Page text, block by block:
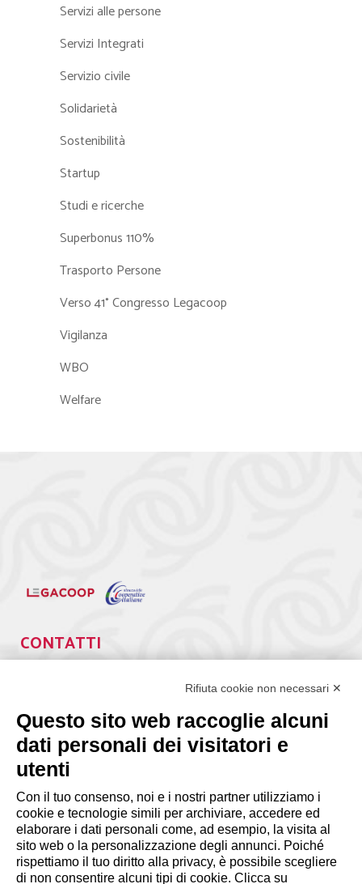
Servizi alle persone
Servizi Integrati
Servizio civile
Solidarietà
Sostenibilità
Startup
Studi e ricerche
Superbonus 110%
Trasporto Persone
Verso 41° Congresso Legacoop
Vigilanza
WBO
Welfare
CONTATTI
segreteria@lps.coop
INFORMAZIONI
Disclaimer
Rifiuta cookie non necessari ✕
Questo sito web raccoglie alcuni
dati personali dei visitatori e
utenti
Con il tuo consenso, noi e i nostri partner utilizziamo i
cookie e tecnologie simili per archiviare, accedere ed
elaborare i dati personali come, ad esempio, la visita al
sito web o la personalizzazione degli annunci. Poiché
rispettiamo il tuo diritto alla privacy, è possibile scegliere
di non consentire alcuni tipi di cookie. Clicca su